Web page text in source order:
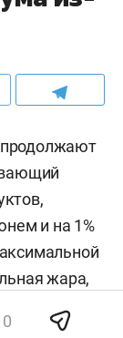
и на 1%
жара,
и
0